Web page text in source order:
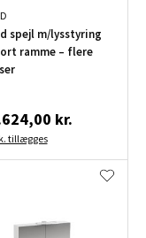
spejl m/lysstyring
ramme – flere
kr.
tillægges